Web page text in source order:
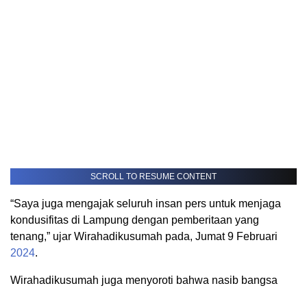
SCROLL TO RESUME CONTENT
“Saya juga mengajak seluruh insan pers untuk menjaga
kondusifitas di Lampung dengan pemberitaan yang
tenang,” ujar Wirahadikusumah pada, Jumat 9 Februari
2024.
Wirahadikusumah juga menyoroti bahwa nasib bangsa